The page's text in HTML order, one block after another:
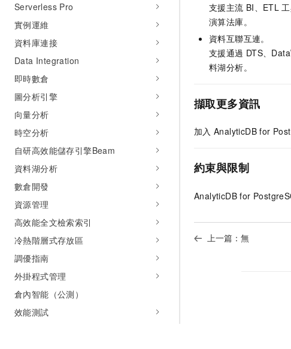
Serverless Pro
實例運維
資料庫連接
Data Integration
即時數倉
圖分析引擎
向量分析
時空分析
自研高效能儲存引擎Beam
資料湖分析
數倉開發
資源管理
高效能全文檢索索引
冷熱階層式存放區
調優指南
外掛程式管理
倉內智能（公測）
效能測試
支援主流 BI、ETL
演算法庫。
資料互聯互連。
支援通過 DTS、
料湖分析。
擷取更多資訊
加入 AnalyticDB for
約束與限制
AnalyticDB for
上一篇：無